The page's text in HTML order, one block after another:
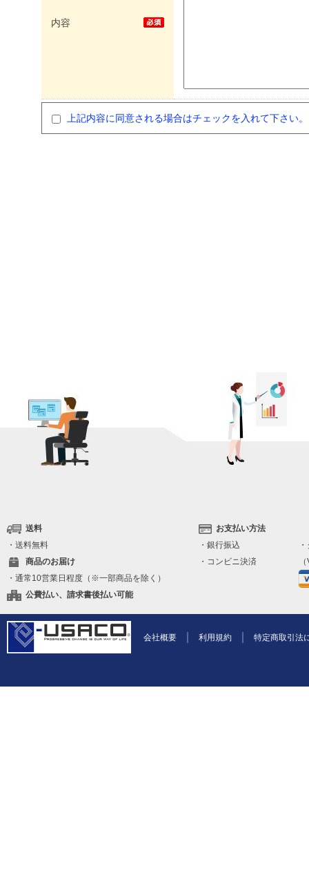
内容
上記内容に同意される場合はチェックを入れて下さい。
送料
・送料無料
商品のお届け
・通常10営業日程度（※一部商品を除く）
公費払い、請求書後払い可能
お支払い方法
・銀行振込
・コンビニ決済
会社概要 利用規約 特定商取引法